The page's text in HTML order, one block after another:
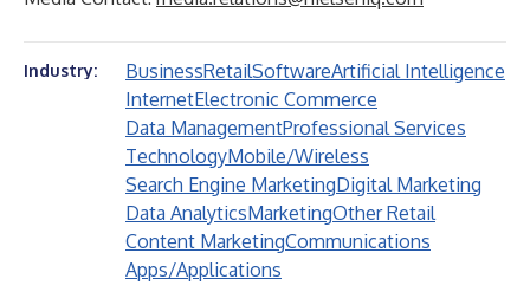
Industry: BusinessRetailSoftwareArtificial Intelligence
InternetElectronic Commerce
Data ManagementProfessional Services
TechnologyMobile/Wireless
Search Engine MarketingDigital Marketing
Data AnalyticsMarketingOther Retail
Content MarketingCommunications
Apps/Applications